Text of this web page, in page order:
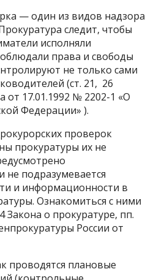
— один из видов надзора
следит, чтобы
исполняли
права и свободы
не только сами
(ст. 21, 26
от 17.01.1992 № 2202-1 «О
Федерации» ).
проверок
прокуратуры их не
не подразумевается
и информационности в
Ознакомиться с ними
Закона о прокуратуре, пп.
России от
проводятся плановые